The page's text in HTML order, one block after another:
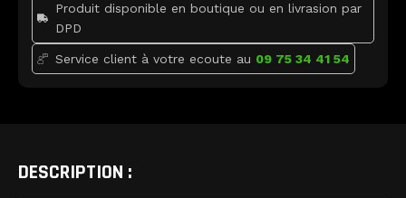
Produit disponible en boutique ou en livrasion par
DPD
Service client à votre ecoute au 09 75 34 41 54
DESCRIPTION :